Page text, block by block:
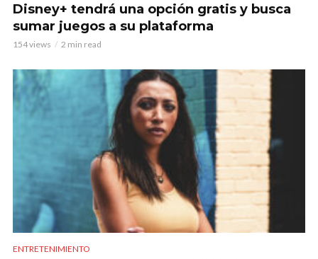
Disney+ tendrá una opción gratis y busca
sumar juegos a su plataforma
154 views 2 min read
ENTRETENIMIENTO